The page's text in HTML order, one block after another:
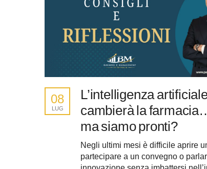
L’intelligenza
cambierà la
ma siamo pronti?
08
LUG
Negli ultimi mesi è difficile aprire
partecipare a un convegno o